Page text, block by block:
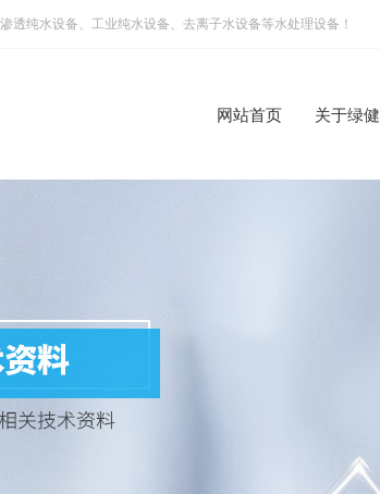
透纯水设备、工业纯水设备、去离子水设备等水处理设备！
网站首页 关于绿健